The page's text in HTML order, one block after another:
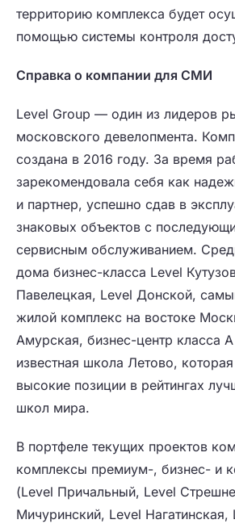
территорию комплекса будет
помощью системы контроля
Справка о компании для СМИ
Level Group — один из лидеров
московского девелопмента.
создана в 2016 году. За время
зарекомендовала себя как
и партнер, успешно сдав в
знаковых объектов с
сервисным обслуживанием.
дома бизнес-класса Level
Павелецкая, Level Донской,
жилой комплекс на востоке
Амурская, бизнес-центр класса
известная школа Летово,
высокие позиции в рейтингах
школ мира.
В портфеле текущих проектов
комплексы премиум-, бизнес- и
(Level Причальный, Level
Мичуринский, Level Нагатинская,